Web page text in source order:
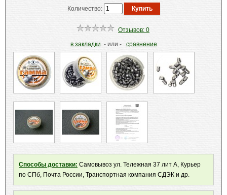
Количество:
Отзывов: 0
в закладки - или - сравнение
Способы доставки: Самовывоз ул. Тележная 37 лит А, Курьер
по СПб, Почта России, Транспортная компания СДЭК и др.